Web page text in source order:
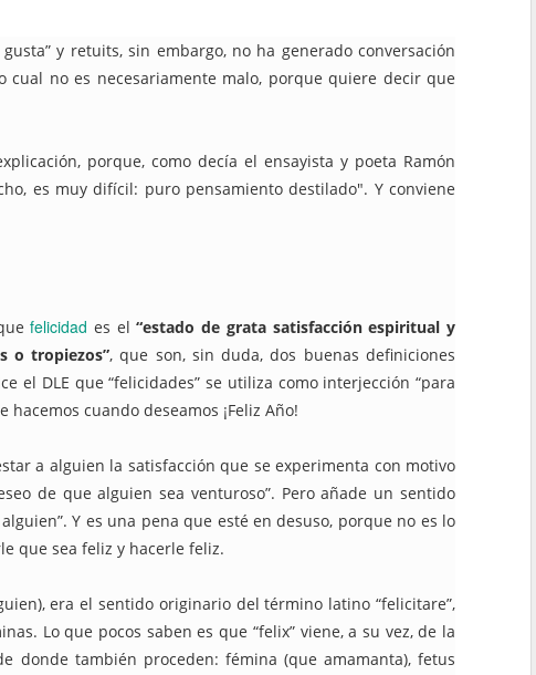
y retuits, sin embargo, no ha generado conversación
cual no es necesariamente malo, porque quiere decir que
porque, como decía el ensayista y poeta Ramón
es muy difícil: puro pensamiento destilado". Y conviene
felicidad es el “estado de grata satisfacción espiritual y
o tropiezos”, que son, sin duda, dos buenas definiciones
el DLE que “felicidades” se utiliza como interjección “para
cuando deseamos ¡Feliz Año!
a alguien la satisfacción que se experimenta con motivo
de que alguien sea venturoso”. Pero añade un sentido
Y es una pena que esté en desuso, porque no es lo
que sea feliz y hacerle feliz.
era el sentido originario del término latino “felicitare”,
Lo que pocos saben es que “felix” viene, a su vez, de la
donde también proceden: fémina (que amamanta), fetus
para aclararse con Pegasus
millones de euros
de bicis y móviles
al 'porno' online?
la Inteligencia Artificial
cuando quieren decir “censura”?
no para crearlos